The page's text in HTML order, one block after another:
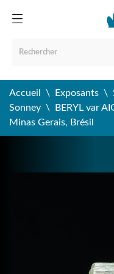
Accueil Exposants
Sonney
BERYL var
Minas Gerais, Brésil